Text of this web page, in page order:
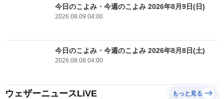
今日のこよみ・今週のこよみ 2026年8月9日(日)
2026.08.09 04:00
今日のこよみ・今週のこよみ 2026年8月8日(土)
2026.08.08 04:00
ウェザーニュースLiVE もっと見る